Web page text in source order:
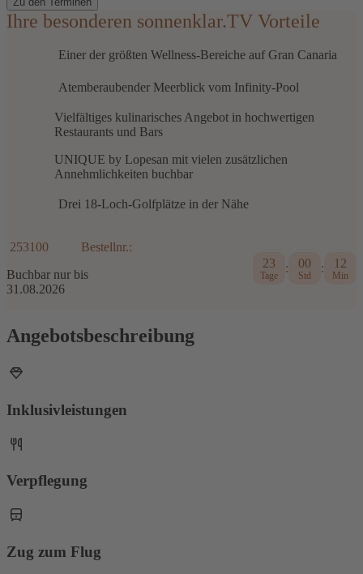
Ihre besonderen sonnenklar.TV Vorteile
Einer der größten Wellness-Bereiche auf Gran Canaria
Atemberaubender Meerblick vom Infinity-Pool
Vielfältiges kulinarisches Angebot in hochwertigen
Restaurants und Bars
UNIQUE by Lopesan mit vielen zusätzlichen
Annehmlichkeiten buchbar
Drei 18-Loch-Golfplätze in der Nähe
253100
Bestellnr.:
Buchbar nur bis
31.08.2026
23
Tage
: 00
Std
: 12
Min
Angebotsbeschreibung
Inklusivleistungen
Verpflegung
Zug zum Flug